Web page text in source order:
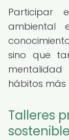
Participar
ambiental
sino que
hábitos más
Talleres